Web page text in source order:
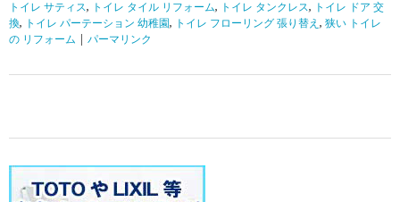
トイレ サティス, トイレ タイル リフォーム, トイレ タンクレス, トイレ ドア 交
換, トイレ パーテーション 幼稚園, トイレ フローリング 張り替え , 狭い トイレ
の リフォーム
パーマリンク